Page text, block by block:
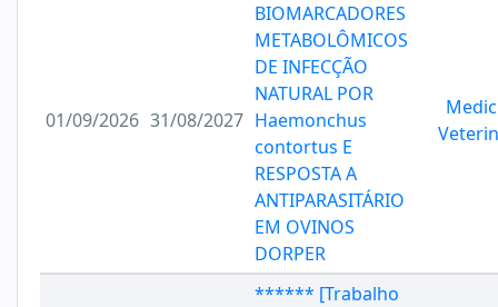
01/09/2026 31/08/2027
BIOMARCADORES
METABOLÔMICOS
DE INFECÇÃO
NATURAL POR
Haemonchus
contortus E
RESPOSTA A
ANTIPARASITÁRIO
EM OVINOS
DORPER
****** [Trabalho